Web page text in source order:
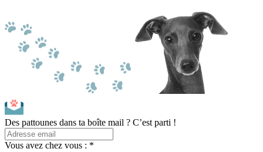
Des pattounes dans ta boîte mail ? C’est parti !
Vous avez chez vous : *